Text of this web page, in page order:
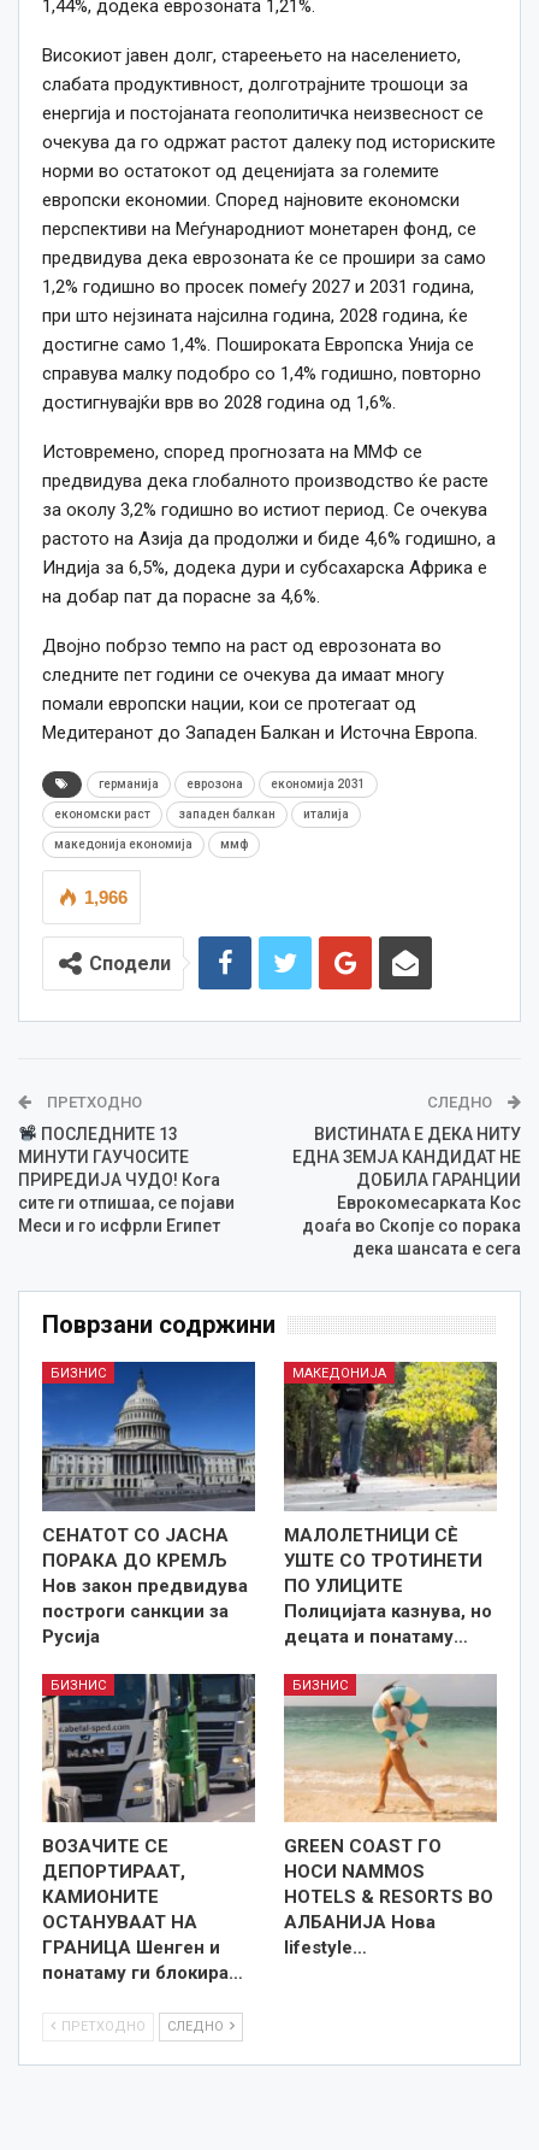
1,44%, додека еврозоната 1,21%.
Високиот јавен долг, стареењето на населението,
слабата продуктивност, долготрајните трошоци за
енергија и постојаната геополитичка неизвесност се
очекува да го одржат растот далеку под историските
норми во остатокот од деценијата за големите
европски економии. Според најновите економски
перспективи на Меѓународниот монетарен фонд, се
предвидува дека еврозоната ќе се прошири за само
1,2% годишно во просек помеѓу 2027 и 2031 година,
при што нејзината најсилна година, 2028 година, ќе
достигне само 1,4%. Пошироката Европска Унија се
справува малку подобро со 1,4% годишно, повторно
достигнувајќи врв во 2028 година од 1,6%.
Истовремено, според прогнозата на ММФ се
предвидува дека глобалното производство ќе расте
за околу 3,2% годишно во истиот период. Се очекува
растото на Азија да продолжи и биде 4,6% годишно, а
Индија за 6,5%, додека дури и субсахарска Африка е
на добар пат да порасне за 4,6%.
Двојно побрзо темпо на раст од еврозоната во
следните пет години се очекува да имаат многу
помали европски нации, кои се протегаат од
Медитеранот до Западен Балкан и Источна Европа.
германија еврозона економија 2031
економски раст западен балкан италија
македонија економија ммф
1,966
Сподели
ПРЕТХОДНО
ПОСЛЕДНИТЕ 13
МИНУТИ ГАУЧОСИТЕ
ПРИРЕДИЈА ЧУДО! Кога
сите ги отпишаа, се појави
Меси и го исфрли Египет
СЛЕДНО
ВИСТИНАТА Е ДЕКА НИТУ
ЕДНА ЗЕМЈА КАНДИДАТ НЕ
ДОБИЛА ГАРАНЦИИ
Еврокомесарката Кос
доаѓа во Скопје со порака
дека шансата е сега
Поврзани содржини
БИЗНИС
СЕНАТОТ СО ЈАСНА
ПОРАКА ДО КРЕМЉ
Нов закон предвидува
построги санкции за
Русија
МАКЕДОНИЈА
МАЛОЛЕТНИЦИ СÈ
УШТЕ СО ТРОТИНЕТИ
ПО УЛИЦИТЕ
Полицијата казнува, но
децата и понатаму…
БИЗНИС
ВОЗАЧИТЕ СЕ
ДЕПОРТИРААТ,
КАМИОНИТЕ
ОСТАНУВААТ НА
ГРАНИЦА Шенген и
понатаму ги блокира…
БИЗНИС
GREEN COAST ГО
НОСИ NAMMOS
HOTELS & RESORTS ВО
АЛБАНИЈА Нова
lifestyle…
ПРЕТХОДНО СЛЕДНО